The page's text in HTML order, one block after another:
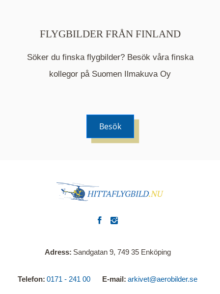
Mappen är en medelpunkt över fotat område och
kommer nu visa de fastigheter som finns just här.
FLYGBILDER FRÅN FINLAND
Söker du finska flygbilder? Besök våra finska
kollegor på Suomen Ilmakuva Oy
Besök
Adress Sandgatan 9, 749 35 Enköping
Telefon 0171 - 241 00 E-mail arkivet@aerobilder.se